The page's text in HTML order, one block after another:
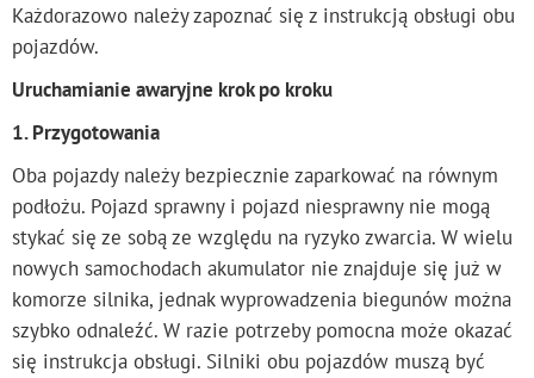
Każdorazowo należy zapoznać się z instrukcją obsługi obu
pojazdów.
Uruchamianie awaryjne krok po kroku
1. Przygotowania
Oba pojazdy należy bezpiecznie zaparkować na równym
podłożu. Pojazd sprawny i pojazd niesprawny nie mogą
stykać się ze sobą ze względu na ryzyko zwarcia. W wielu
nowych samochodach akumulator nie znajduje się już w
komorze silnika, jednak wyprowadzenia biegunów można
szybko odnaleźć. W razie potrzeby pomocna może okazać
się instrukcja obsługi. Silniki obu pojazdów muszą być